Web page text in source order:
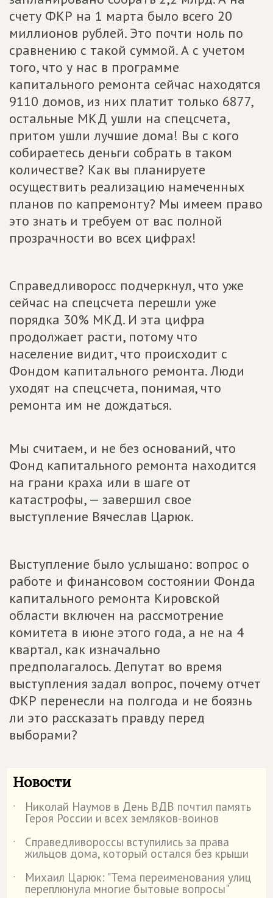
счету ФКР на 1 марта было всего 20
миллионов рублей. Это почти ноль по
сравнению с такой суммой. А с учетом
того, что у нас в программе
капитального ремонта сейчас находятся
9110 домов, из них платит только 6877,
остальные МКД ушли на спецсчета,
притом ушли лучшие дома! Вы с кого
собираетесь деньги собрать в таком
количестве? Как вы планируете
осуществить реализацию намеченных
планов по капремонту? Мы имеем право
это знать и требуем от вас полной
прозрачности во всех цифрах!
Справедливоросс подчеркнул, что уже
сейчас на спецсчета перешли уже
порядка 30% МКД. И эта цифра
продолжает расти, потому что
население видит, что происходит с
Фондом капитального ремонта. Люди
уходят на спецсчета, понимая, что
ремонта им не дождаться.
Мы считаем, и не без оснований, что
Фонд капитального ремонта находится
на грани краха или в шаге от
катастрофы, — завершил свое
выступление Вячеслав Царюк.
Выступление было услышано: вопрос о
работе и финансовом состоянии Фонда
капитального ремонта Кировской
области включен на рассмотрение
комитета в июне этого года, а не на 4
квартал, как изначально
предполагалось. Депутат во время
выступления задал вопрос, почему отчет
ФКР перенесли на полгода и не боязнь
ли это рассказать правду перед
выборами?
Новости
˙ Николай Наумов в День ВДВ почтил память
Героя России и всех земляков-воинов
˙
Справедливороссы вступились за права
жильцов дома, который остался без крыши
˙
Михаил Царюк: "Тема переименования улиц
переплюнула многие бытовые вопросы"